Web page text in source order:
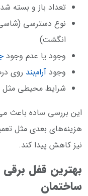
تعداد باز و بسته
نوع دسترسی (شاسی
انگشت)
وجود یا عدم وجود
وجود آرام‌بند روی
شرایط محیطی مثل
این بررسی ساده باعث
هزینه‌های بعدی مثل
نیز کاهش پیدا کند.
بهترین قفل
ساختمان